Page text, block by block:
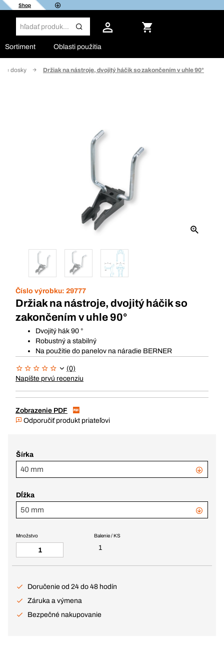
Shop
Sortiment Oblasti použitia
dosky Držiak na nástroje, dvojitý háčik so zakončením v uhle 90°
Číslo výrobku: 29777
Držiak na nástroje, dvojitý háčik so
zakončením v uhle 90°
Dvojitý hák 90 °
Robustný a stabilný
Na použitie do panelov na náradie BERNER
(0)
Napíšte prvú recenziu
Zobrazenie PDF
Odporučiť produkt priateľovi
Šírka
40 mm
Dĺžka
50 mm
Balenie / KS
1
Množstvo
Doručenie od 24 do 48 hodín
Záruka a výmena
Bezpečné nakupovanie